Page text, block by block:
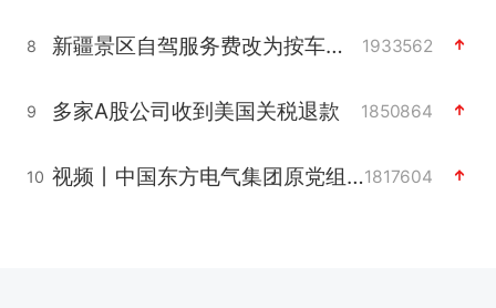
8 新疆景区自驾服务费改为按车收费 1933562
9 多家A股公司收到美国关税退款 1850864
10 视频丨中国东方电气集团原党组副书记、董事宋致远被查1817604